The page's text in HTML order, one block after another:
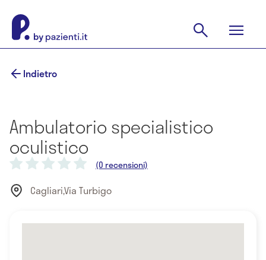
Indietro
Ambulatorio specialistico
oculistico
(0 recensioni)
Cagliari,Via Turbigo